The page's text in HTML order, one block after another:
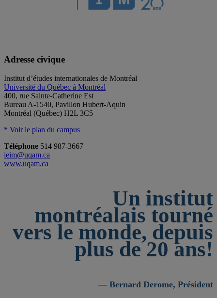
Adresse civique
Institut d’études internationales de Montréal
Université du Québec à Montréal
400, rue Sainte-Catherine Est
Bureau A-1540, Pavillon Hubert-Aquin
Montréal (Québec) H2L 3C5
* Voir le plan du campus
Téléphone 514 987-3667
ieim@uqam.ca
www.uqam.ca
Un institut
montréalais tourné
vers le monde, depuis
plus de 20 ans!
— Bernard Derome, Président